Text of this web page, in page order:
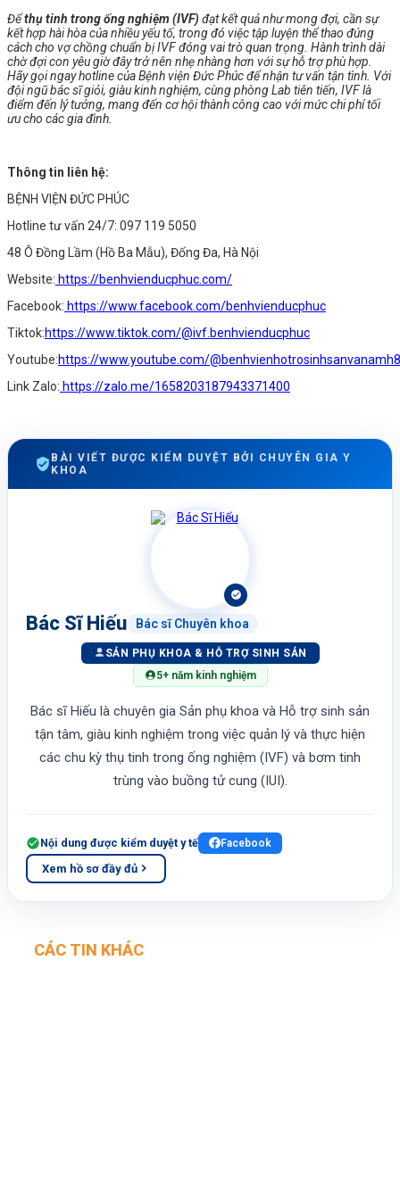
Đểthụ tinh trong ống nghiệm (IVF) đạt kết quả như mong đợi, cần sự
kết hợp hài hòa của nhiều yếu tố, trong đó việc tập luyện thể thao đúng
cách cho vợ chồng chuẩn bị IVF đóng vai trò quan trọng. Hành trình dài
chờ đợi con yêu giờ đây trở nên nhẹ nhàng hơn với sự hỗ trợ phù hợp.
Hãy gọi ngay hotline của Bệnh viện Đức Phúc để nhận tư vấn tận tình. Với
đội ngũ bác sĩ giỏi, giàu kinh nghiệm, cùng phòng Lab tiên tiến, IVF là
điểm đến lý tưởng, mang đến cơ hội thành công cao với mức chi phí tối
ưu cho các gia đình.
Thông tin liên hệ:
BỆNH VIỆN ĐỨC PHÚC
Hotline tư vấn 24/7: 097 119 5050
48 Ô Đồng Lầm (Hồ Ba Mẫu), Đống Đa, Hà Nội
Website: https://benhvienducphuc.com/
Facebook: https://www.facebook.com/benhvienducphuc
Tiktok:https://www.tiktok.com/@ivf.benhvienducphuc
Youtube:https://www.youtube.com/
Link Zalo: https://zalo.me/1658203187943371400
BÀI VIẾT ĐƯỢC KIỂM DUYỆT BỞI CHUYÊN GIA Y
KHOA
Bác Sĩ Hiếu Bác sĩ Chuyên khoa
SẢN PHỤ KHOA & HỖ TRỢ SINH SẢN
5+ năm kinh nghiệm
Bác sĩ Hiếu là chuyên gia Sản phụ khoa và Hỗ trợ sinh sản
tận tâm, giàu kinh nghiệm trong việc quản lý và thực hiện
các chu kỳ thụ tinh trong ống nghiệm (IVF) và bơm tinh
trùng vào buồng tử cung (IUI).
Nội dung được kiểm duyệt y tế Facebook
Xem hồ sơ đầy đủ
CÁC TIN KHÁC